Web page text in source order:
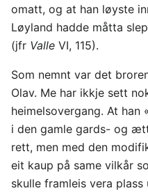
omatt, og at han løyste
Løyland hadde måtta
(jfr Valle VI, 115).
Som nemnt var det
Olav. Me har ikkje sett
heimelsovergang. At
i den gamle gards- og
rett, men med den
eit kaup på same vilkår
skulle framleis vera plass